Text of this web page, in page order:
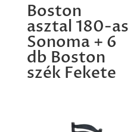
Boston
asztal 180-as
Sonoma + 6
db Boston
szék Fekete